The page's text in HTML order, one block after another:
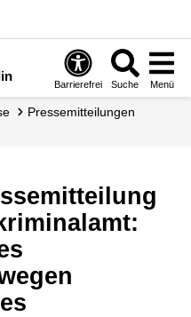
Barrierefrei Suche Menü
Presse­mitteilungen